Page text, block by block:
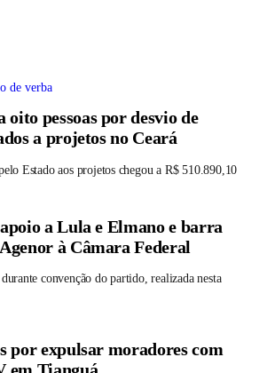
de verba
pessoas por desvio de
a projetos no Ceará
Estado aos projetos chegou a R$ 510.890,10
a Lula e Elmano e barra
à Câmara Federal
convenção do partido, realizada nesta
por expulsar moradores com
em Tianguá